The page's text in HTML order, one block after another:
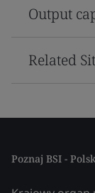
Output
Related
Poznaj BSI -